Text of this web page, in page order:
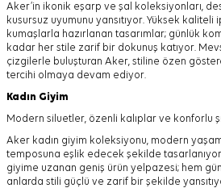
Aker’in ikonik eşarp ve şal koleksiyonları,
kusursuz uyumunu yansıtıyor. Yüksek
kumaşlarla hazırlanan tasarımlar; günlük
kadar her stile zarif bir dokunuş katıyor.
çizgilerle buluşturan Aker, stiline özen
tercihi olmaya devam ediyor.
Kadın Giyim
Modern siluetler, özenli kalıplar ve konforlu
Aker kadın giyim koleksiyonu, modern
temposuna eşlik edecek şekilde
giyime uzanan geniş ürün yelpazesi; hem
anlarda stili güçlü ve zarif bir şekilde